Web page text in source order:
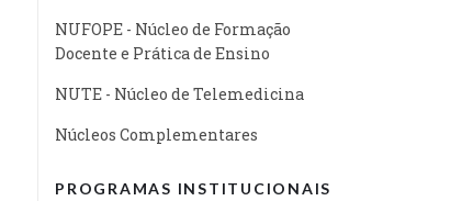
NUFOPE - Núcleo de Formação
Docente e Prática de Ensino
NUTE - Núcleo de Telemedicina
Núcleos Complementares
PROGRAMAS INSTITUCIONAIS